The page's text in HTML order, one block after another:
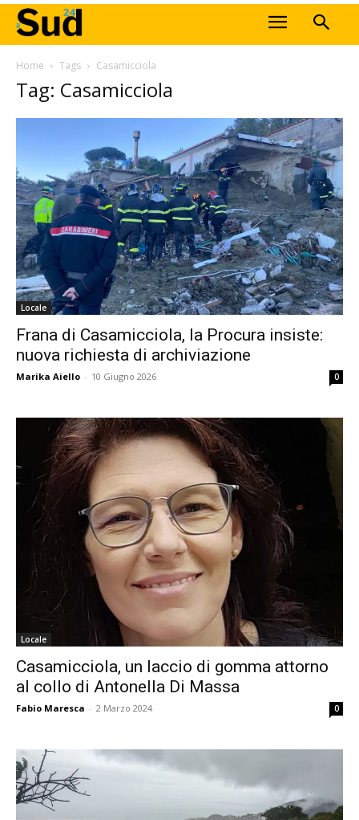
Home Tags Casamicciola
Tag: Casamicciola
Locale
Frana di Casamicciola, la Procura insiste:
nuova richiesta di archiviazione
Marika Aiello - 10 Giugno 2026 0
Locale
Casamicciola, un laccio di gomma attorno
al collo di Antonella Di Massa
Fabio Maresca - 2 Marzo 2024 0